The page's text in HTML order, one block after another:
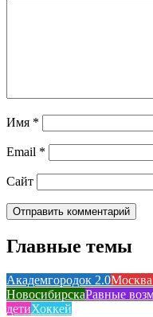
Имя *
Email *
Сайт
Главные темы
Академгородок 2.0
НовосибирскаРавные
детиХоккей